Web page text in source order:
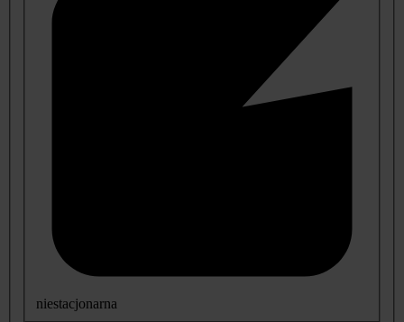
niestacjonarna